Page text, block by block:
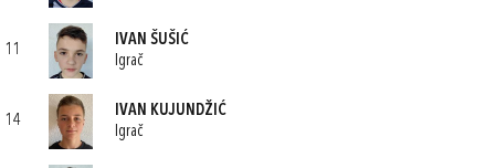
11
IVAN ŠUŠIĆ
Igrač
14
IVAN KUJUNDŽIĆ
Igrač